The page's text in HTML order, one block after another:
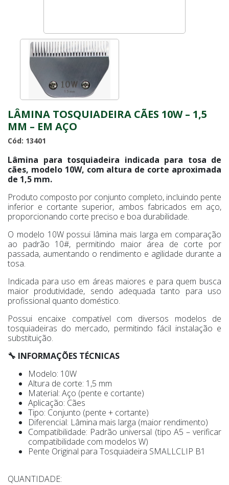
LÂMINA TOSQUIADEIRA CÃES 10W – 1,5
MM – EM AÇO
Cód: 13401
Lâmina para tosquiadeira indicada para tosa de
cães, modelo 10W, com altura de corte aproximada
de 1,5 mm.
Produto composto por conjunto completo, incluindo pente
inferior e cortante superior, ambos fabricados em aço,
proporcionando corte preciso e boa durabilidade.
O modelo 10W possui lâmina mais larga em comparação
ao padrão 10#, permitindo maior área de corte por
passada, aumentando o rendimento e agilidade durante a
tosa.
Indicada para uso em áreas maiores e para quem busca
maior produtividade, sendo adequada tanto para uso
profissional quanto doméstico.
Possui encaixe compatível com diversos modelos de
tosquiadeiras do mercado, permitindo fácil instalação e
substituição.
🔧 INFORMAÇÕES TÉCNICAS
Modelo: 10W
Altura de corte: 1,5 mm
Material: Aço (pente e cortante)
Aplicação: Cães
Tipo: Conjunto (pente + cortante)
Diferencial: Lâmina mais larga (maior rendimento)
Compatibilidade: Padrão universal (tipo A5 – verificar
compatibilidade com modelos W)
Pente Original para Tosquiadeira SMALLCLIP B1
QUANTIDADE: